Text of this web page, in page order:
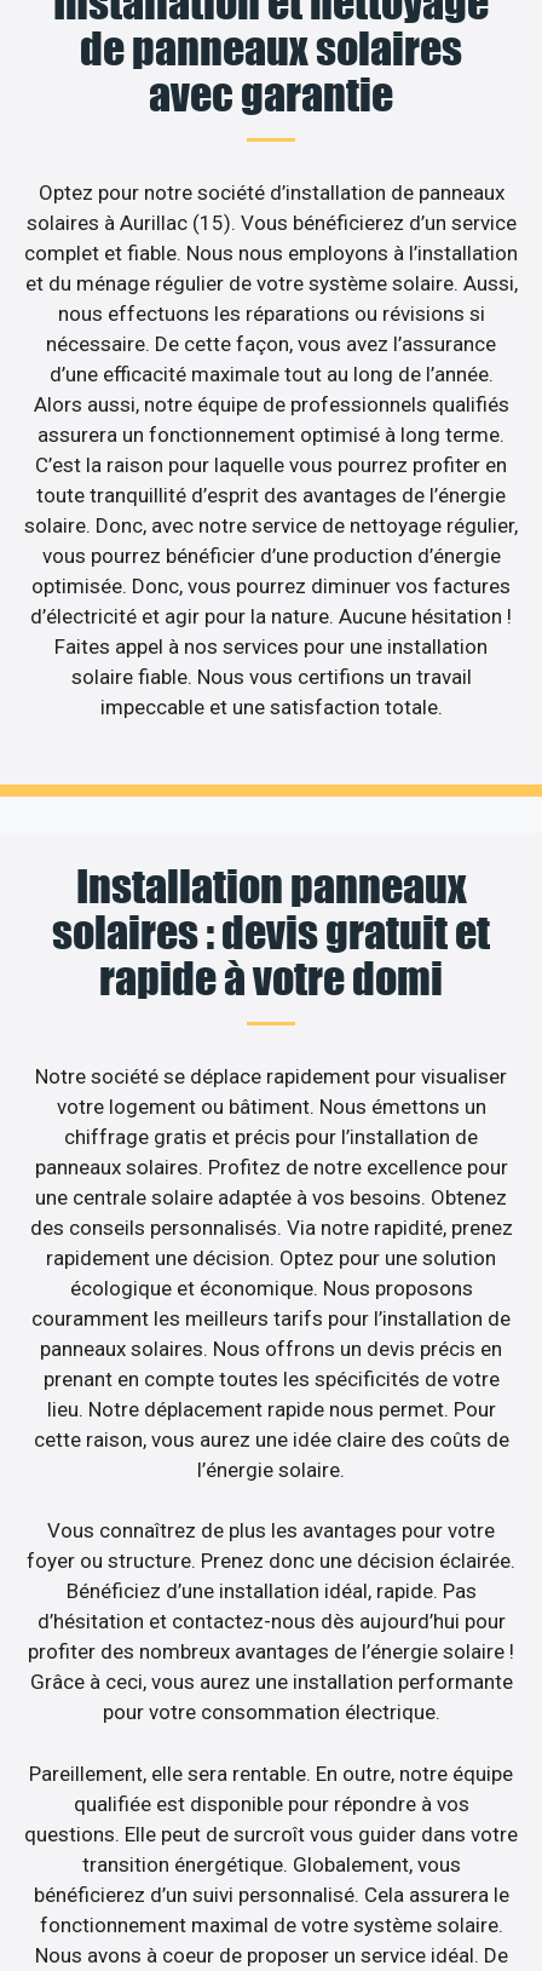
de panneaux solaires
avec garantie
Optez pour notre société d’installation de panneaux
solaires à Aurillac (15). Vous bénéficierez d’un service
complet et fiable. Nous nous employons à l’installation
et du ménage régulier de votre système solaire. Aussi,
nous effectuons les réparations ou révisions si
nécessaire. De cette façon, vous avez l’assurance
d’une efficacité maximale tout au long de l’année.
Alors aussi, notre équipe de professionnels qualifiés
assurera un fonctionnement optimisé à long terme.
C’est la raison pour laquelle vous pourrez profiter en
toute tranquillité d’esprit des avantages de l’énergie
solaire. Donc, avec notre service de nettoyage régulier,
vous pourrez bénéficier d’une production d’énergie
optimisée. Donc, vous pourrez diminuer vos factures
d’électricité et agir pour la nature. Aucune hésitation !
Faites appel à nos services pour une installation
solaire fiable. Nous vous certifions un travail
impeccable et une satisfaction totale.
Installation panneaux
solaires : devis gratuit et
rapide à votre domi
Notre société se déplace rapidement pour visualiser
votre logement ou bâtiment. Nous émettons un
chiffrage gratis et précis pour l’installation de
panneaux solaires. Profitez de notre excellence pour
une centrale solaire adaptée à vos besoins. Obtenez
des conseils personnalisés. Via notre rapidité, prenez
rapidement une décision. Optez pour une solution
écologique et économique. Nous proposons
couramment les meilleurs tarifs pour l’installation de
panneaux solaires. Nous offrons un devis précis en
prenant en compte toutes les spécificités de votre
lieu. Notre déplacement rapide nous permet. Pour
cette raison, vous aurez une idée claire des coûts de
l’énergie solaire.
Vous connaîtrez de plus les avantages pour votre
foyer ou structure. Prenez donc une décision éclairée.
Bénéficiez d’une installation idéal, rapide. Pas
d’hésitation et contactez-nous dès aujourd’hui pour
profiter des nombreux avantages de l’énergie solaire !
Grâce à ceci, vous aurez une installation performante
pour votre consommation électrique.
Pareillement, elle sera rentable. En outre, notre équipe
qualifiée est disponible pour répondre à vos
questions. Elle peut de surcroît vous guider dans votre
transition énergétique. Globalement, vous
bénéficierez d’un suivi personnalisé. Cela assurera le
fonctionnement maximal de votre système solaire.
Nous avons à coeur de proposer un service idéal. De